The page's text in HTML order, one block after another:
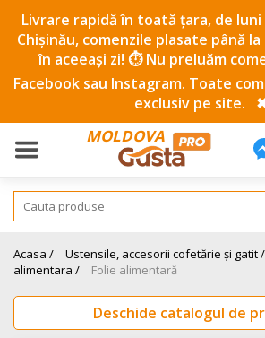
Livrare rapidă în toată țara, de luni
Chișinău, comenzile plasate până
în aceeași zi! ⏱️ Nu preluăm
Facebook sau Instagram. Toate
exclusiv pe site.
MOLDOVA
Acasa / Ustensile, accesorii cofetărie și gatit /
alimentara /
Folie alimentară
Deschide catalogul de